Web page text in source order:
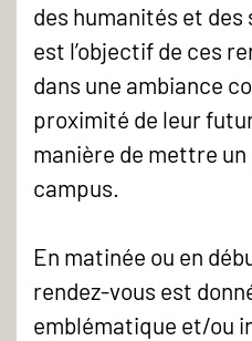
des humanités et
est l’objectif de ces
dans une ambiance
proximité de leur
manière de mettre
campus.
En matinée ou en
rendez-vous est
emblématique et/ou